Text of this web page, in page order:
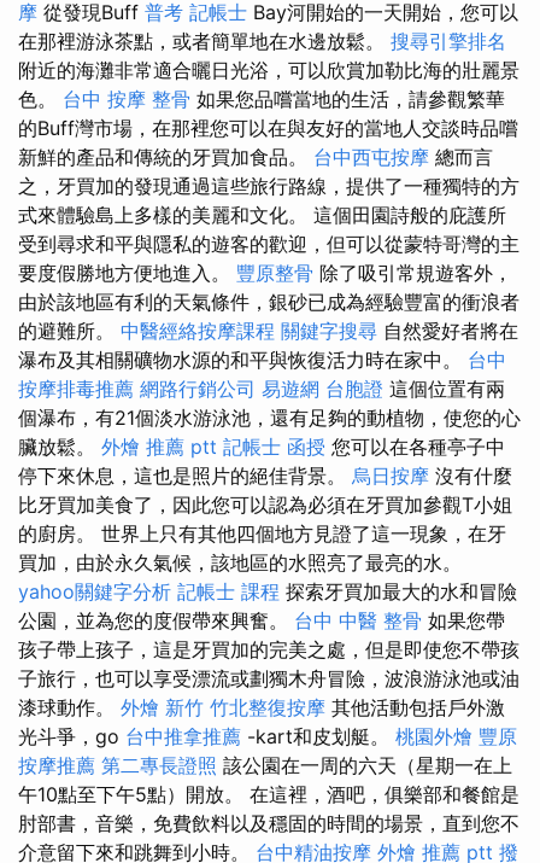
摩 從發現Buff 普考 記帳士 Bay河開始的一天開始，您可以
在那裡游泳茶點，或者簡單地在水邊放鬆。 搜尋引擎排名
附近的海灘非常適合曬日光浴，可以欣賞加勒比海的壯麗景
色。 台中 按摩 整骨 如果您品嚐當地的生活，請參觀繁華
的Buff灣市場，在那裡您可以在與友好的當地人交談時品嚐
新鮮的產品和傳統的牙買加食品。 台中西屯按摩 總而言
之，牙買加的發現通過這些旅行路線，提供了一種獨特的方
式來體驗島上多樣的美麗和文化。 這個田園詩般的庇護所
受到尋求和平與隱私的遊客的歡迎，但可以從蒙特哥灣的主
要度假勝地方便地進入。 豐原整骨 除了吸引常規遊客外，
由於該地區有利的天氣條件，銀砂已成為經驗豐富的衝浪者
的避難所。 中醫經絡按摩課程 關鍵字搜尋 自然愛好者將在
瀑布及其相關礦物水源的和平與恢復活力時在家中。 台中
按摩排毒推薦 網路行銷公司 易遊網 台胞證 這個位置有兩
個瀑布，有21個淡水游泳池，還有足夠的動植物，使您的心
臟放鬆。 外燴 推薦 ptt 記帳士 函授 您可以在各種亭子中
停下來休息，這也是照片的絕佳背景。 烏日按摩 沒有什麼
比牙買加美食了，因此您可以認為必須在牙買加參觀T小姐
的廚房。 世界上只有其他四個地方見證了這一現象，在牙
買加，由於永久氣候，該地區的水照亮了最亮的水。
yahoo關鍵字分析 記帳士 課程 探索牙買加最大的水和冒險
公​​園，並為您的度假帶來興奮。 台中 中醫 整骨 如果您帶
孩子帶上孩子，這是牙買加的完美之處，但是即使您不帶孩
子旅行，也可以享受漂流或劃獨木舟冒險，波浪游泳池或油
漆球動作。 外燴 新竹 竹北整復按摩 其他活動包括戶外激
光斗爭，go 台中推拿推薦 -kart和皮划艇。 桃園外燴 豐原
按摩推薦 第二專長證照 該公園在一周的六天（星期一在上
午10點至下午5點）開放。 在這裡，酒吧，俱樂部和餐館是
肘部書，音樂，免費飲料以及穩固的時間的場景，直到您不
介意留下來和跳舞到小時。 台中精油按摩 外燴 推薦 ptt 撥